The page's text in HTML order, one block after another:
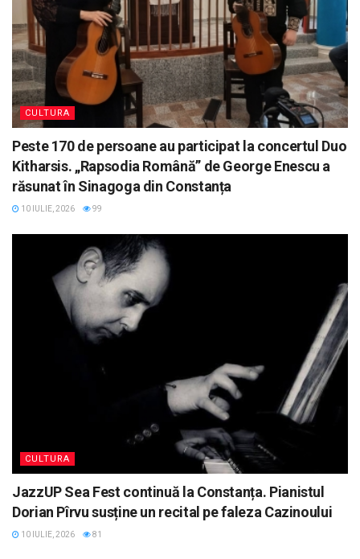
CULTURA
Peste 170 de persoane au participat la concertul Duo
Kitharsis. „Rapsodia Română” de George Enescu a
răsunat în Sinagoga din Constanța
10 IULIE, 2026 99
CULTURA
JazzUP Sea Fest continuă la Constanța. Pianistul
Dorian Pîrvu susține un recital pe faleza Cazinoului
10 IULIE, 2026 81